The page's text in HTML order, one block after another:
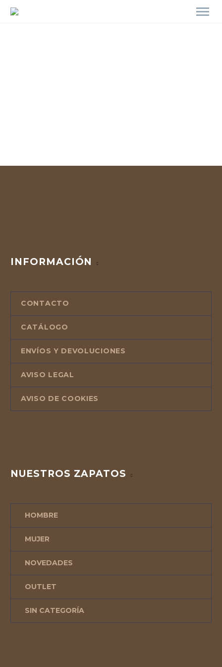
INFORMACIÓN
CONTACTO
CATÁLOGO
ENVÍOS Y DEVOLUCIONES
AVISO LEGAL
AVISO DE COOKIES
NUESTROS ZAPATOS
HOMBRE
MUJER
NOVEDADES
OUTLET
SIN CATEGORÍA